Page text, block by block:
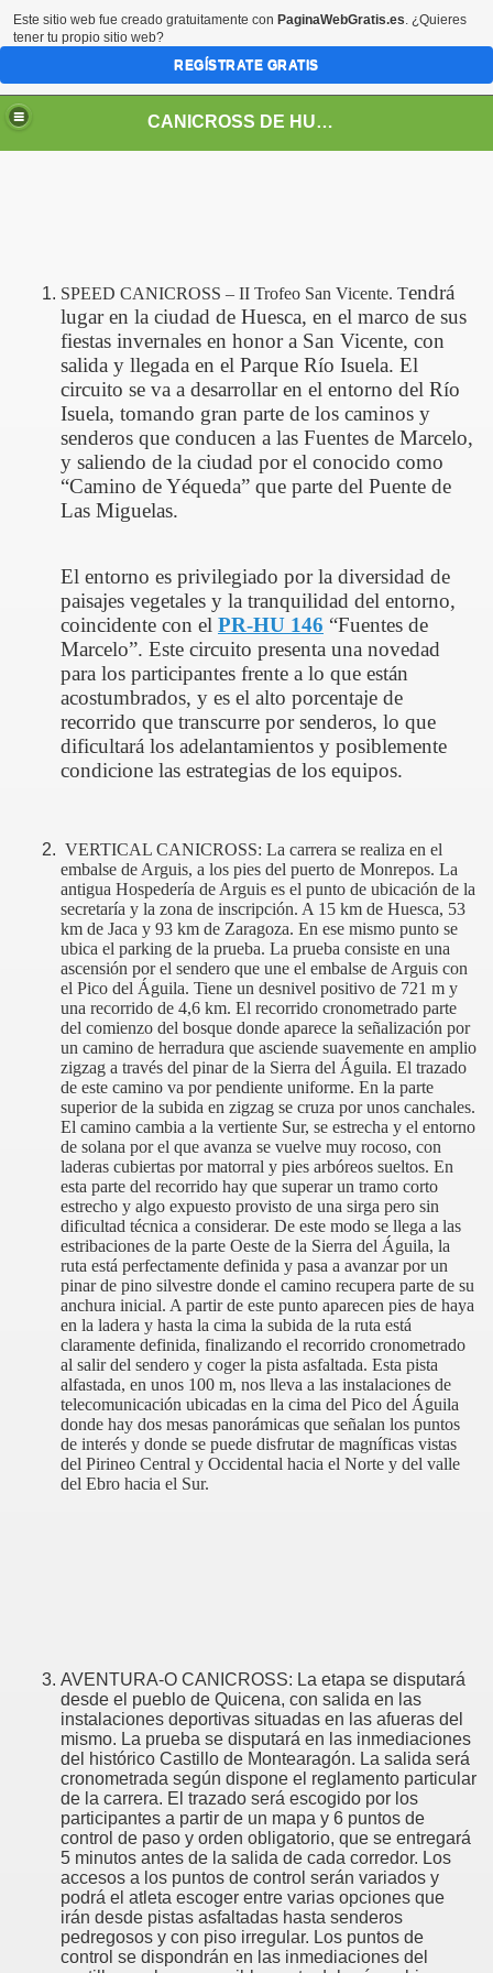
CANICROSS DE HUESCA
SPEED CANICROSS – II Trofeo San Vicente. Tendrá
lugar en la ciudad de Huesca, en el marco de sus
fiestas invernales en honor a San Vicente, con
salida y llegada en el Parque Río Isuela. El
circuito se va a desarrollar en el entorno del Río
Isuela, tomando gran parte de los caminos y
senderos que conducen a las Fuentes de Marcelo,
y saliendo de la ciudad por el conocido como
“Camino de Yéqueda” que parte del Puente de
Las Miguelas.
El entorno es privilegiado por la diversidad de
paisajes vegetales y la tranquilidad del entorno,
coincidente con el PR-HU 146 “Fuentes de
Marcelo”. Este circuito presenta una novedad
para los participantes frente a lo que están
acostumbrados, y es el alto porcentaje de
recorrido que transcurre por senderos, lo que
dificultará los adelantamientos y posiblemente
condicione las estrategias de los equipos.
VERTICAL CANICROSS: La carrera se realiza en el
embalse de Arguis, a los pies del puerto de Monrepos. La
antigua Hospedería de Arguis es el punto de ubicación de la
secretaría y la zona de inscripción. A 15 km de Huesca, 53
km de Jaca y 93 km de Zaragoza. En ese mismo punto se
ubica el parking de la prueba. La prueba consiste en una
ascensión por el sendero que une el embalse de Arguis con
el Pico del Águila. Tiene un desnivel positivo de 721 m y
una recorrido de 4,6 km. El recorrido cronometrado parte
del comienzo del bosque donde aparece la señalización por
un camino de herradura que asciende suavemente en amplio
zigzag a través del pinar de la Sierra del Águila. El trazado
de este camino va por pendiente uniforme. En la parte
superior de la subida en zigzag se cruza por unos canchales.
El camino cambia a la vertiente Sur, se estrecha y el entorno
de solana por el que avanza se vuelve muy rocoso, con
laderas cubiertas por matorral y pies arbóreos sueltos. En
esta parte del recorrido hay que superar un tramo corto
estrecho y algo expuesto provisto de una sirga pero sin
dificultad técnica a considerar. De este modo se llega a las
estribaciones de la parte Oeste de la Sierra del Águila, la
ruta está perfectamente definida y pasa a avanzar por un
pinar de pino silvestre donde el camino recupera parte de su
anchura inicial. A partir de este punto aparecen pies de haya
en la ladera y hasta la cima la subida de la ruta está
claramente definida, finalizando el recorrido cronometrado
al salir del sendero y coger la pista asfaltada. Esta pista
alfastada, en unos 100 m, nos lleva a las instalaciones de
telecomunicación ubicadas en la cima del Pico del Águila
donde hay dos mesas panorámicas que señalan los puntos
de interés y donde se puede disfrutar de magníficas vistas
del Pirineo Central y Occidental hacia el Norte y del valle
del Ebro hacia el Sur.
AVENTURA-O CANICROSS: La etapa se disputará
desde el pueblo de Quicena, con salida en las
instalaciones deportivas situadas en las afueras del
mismo. La prueba se disputará en las inmediaciones
del histórico Castillo de Montearagón. La salida será
cronometrada según dispone el reglamento particular
de la carrera. El trazado será escogido por los
participantes a partir de un mapa y 6 puntos de
control de paso y orden obligatorio, que se entregará
5 minutos antes de la salida de cada corredor. Los
accesos a los puntos de control serán variados y
podrá el atleta escoger entre varias opciones que
irán desde pistas asfaltadas hasta senderos
pedregosos y con piso irregular. Los puntos de
control se dispondrán en las inmediaciones del
Este sitio web fue creado gratuitamente con PaginaWebGratis.es. ¿Quieres
tener tu propio sitio web?
REGÍSTRATE GRATIS